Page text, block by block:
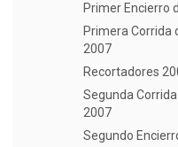
Primer Encierro
Primera Corrida
2007
Recortadores
Segunda
2007
Segundo